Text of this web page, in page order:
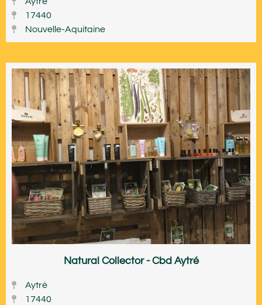
17440
Nouvelle-Aquitaine
Natural Collector - Cbd Aytré
Aytré
17440